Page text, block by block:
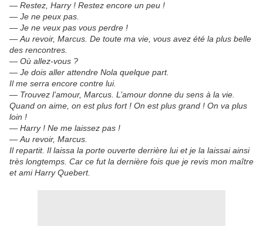
— Restez, Harry ! Restez encore un peu !
— Je ne peux pas.
— Je ne veux pas vous perdre !
— Au revoir, Marcus. De toute ma vie, vous avez été la plus belle
des rencontres.
— Où allez-vous ?
— Je dois aller attendre Nola quelque part.
Il me serra encore contre lui.
— Trouvez l’amour, Marcus. L’amour donne du sens à la vie.
Quand on aime, on est plus fort ! On est plus grand ! On va plus
loin !
— Harry ! Ne me laissez pas !
— Au revoir, Marcus.
Il repartit. Il laissa la porte ouverte derrière lui et je la laissai ainsi
très longtemps. Car ce fut la dernière fois que je revis mon maître
et ami Harry Quebert.